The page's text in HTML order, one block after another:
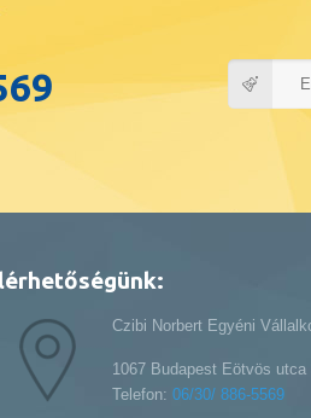
Czibi Norbert Egyéni
1067 Budapest Eötvös utca
Telefon: 06/30/ 886-5569